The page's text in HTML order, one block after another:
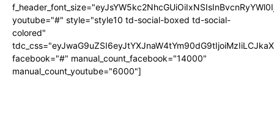
youtube="#" style="style10 td-social-boxed td-social-
colored"
facebook="#" manual_count_facebook="14000"
manual_count_youtube="6000"]